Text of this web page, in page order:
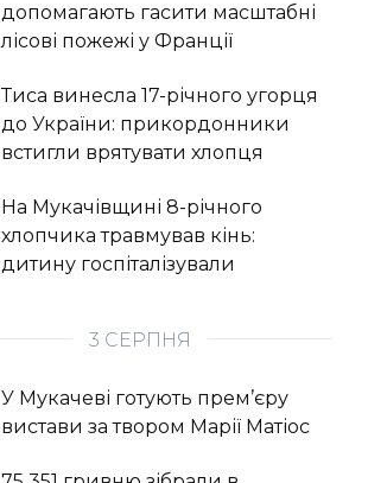
допомагають гасити масштабні
лісові пожежі у Франції
Тиса винесла 17-річного угорця
до України: прикордонники
встигли врятувати хлопця
На Мукачівщині 8-річного
хлопчика травмував кінь:
дитину госпіталізували
3 СЕРПНЯ
У Мукачеві готують прем’єру
вистави за твором Марії Матіос